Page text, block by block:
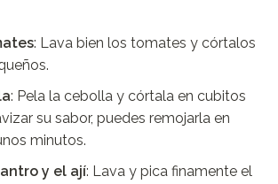
: Lava bien los tomates y córtalos
: Pela la cebolla y córtala en cubitos
su sabor, puedes remojarla en
minutos.
y el ají: Lava y pica finamente el